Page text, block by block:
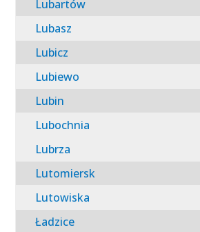
Lubartów
Lubasz
Lubicz
Lubiewo
Lubin
Lubochnia
Lubrza
Lutomiersk
Lutowiska
Ładzice